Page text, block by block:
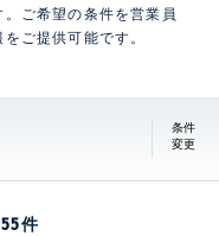
ご希望の条件を営業員
ご提供可能です。
条件
変更
55件